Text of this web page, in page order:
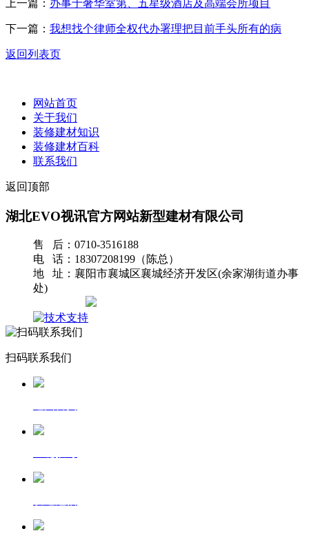
上一篇： 办事于奢华室第、五星级酒店及高端会所项目
下一篇： 我想找个律师全权代办署理把目前手头所有的病
返回列表页
网站首页
关于我们
装修建材知识
装修建材百科
联系我们
返回顶部
湖北EVO视讯官方网站新型建材有限公司
售 后：0710-3516188
电 话：18307208199（陈总）
地 址：襄阳市襄城区襄城经济开发区(余家湖街道办事
处)
扫码联系我们